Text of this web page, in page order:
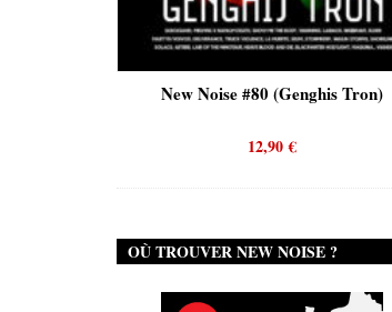
New Noise #80 (Genghis Tron)
12,90€
OÙ TROUVER NEW NOISE ?